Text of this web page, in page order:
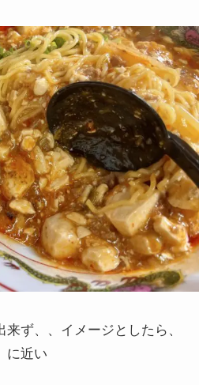
ず、、イメージとしたら、
に近い